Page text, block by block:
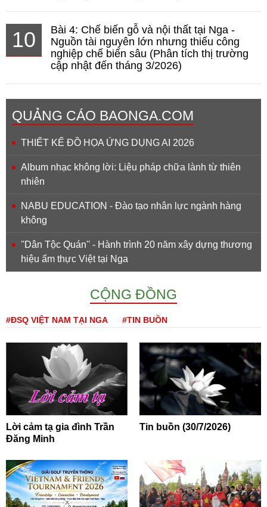
10
Bài 4: Chế biến gỗ và nội thất tại Nga -
Nguồn tài nguyên lớn nhưng thiếu công
nghiệp chế biến sâu (Phân tích thị trường
cập nhật đến tháng 3/2026)
QUẢNG CÁO BAONGA.COM
THIẾT KẾ ĐỒ HỌA ỨNG DỤNG AI 2026
Album nhạc không lời: Liệu pháp chữa lành từ thiên
nhiên
NABU EDUCATION - Đào tạo nhân lực ngành hàng
không
''Dân Tộc Quán'' - Hành trình 20 năm xây dựng thương
hiệu ẩm thực Việt tại Nga
CỘNG ĐỒNG
#ĐSQ VIỆT NAM TẠI NGA #TIN BUỒN
Lời cảm tạ gia đình Trần
Đăng Minh
Tin buồn (30/7/2026)